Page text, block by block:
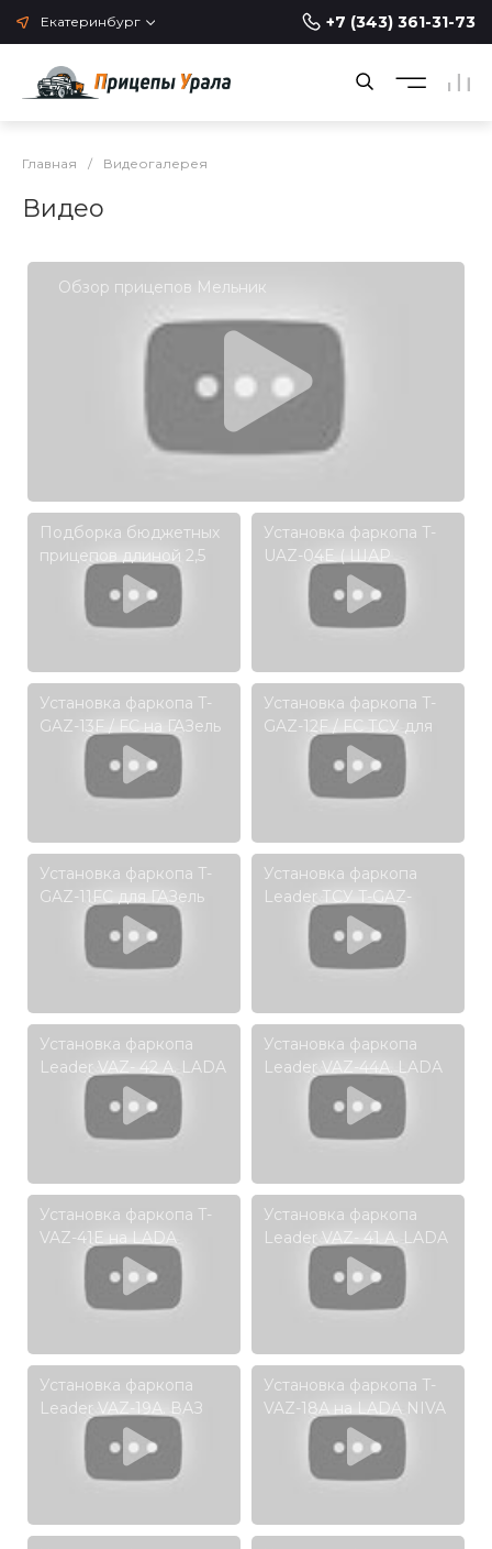
Екатеринбург +7 (343) 361-31-73
Главная / Видеогалерея
Видео
Обзор прицепов Мельник
Подборка бюджетных
прицепов длиной 2,5
метра
Установка фаркопа T-
UAZ-04E ( ШАР
ВСТАВКА 50*50 ) на
УАЗ Патриот 3163
Установка фаркопа T-
GAZ-13F / FC на ГАЗель
цельнометаллический
фургон 2013- ... г.в.
Установка фаркопа T-
GAZ-12F / FC ТСУ для
2705 Газель Бизнес
Установка фаркопа T-
GAZ-11FC для ГАЗель
NEXT фермер 2013 - ….
г. в.(удлиненная база)
Установка фаркопа
Leader ТСУ T-GAZ-
10F/10FC. ГАЗель NEXT
2013 -... г. в.
Установка фаркопа
Leader VAZ- 42 А. LADA
XRAY (кроссовер)
Установка фаркопа
Leader VAZ-44А. LADA
VESTA SW Cross,
(универсал) 2017 - … г.в.
Установка фаркопа T-
VAZ-41E на LADA
VESTA седан
Установка фаркопа
Leader VAZ- 41 А. LADA
VESTA (седан)
Установка фаркопа
Leader VAZ-19А. ВАЗ
LADA LARGUS
(универсал).
Установка фаркопа T-
VAZ-18A на LADA NIVA
TRAVEL